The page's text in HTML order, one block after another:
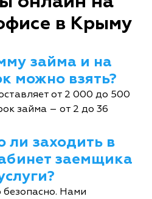
в Крыму
займа и на
можно взять?
от 2 000 до 500
займа – от 2 до 36
ли заходить в
заемщика
Нами